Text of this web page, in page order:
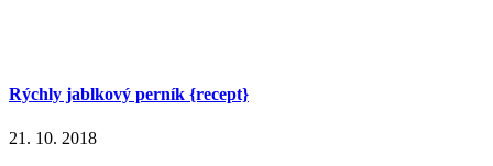
Rýchly jablkový perník {recept}
21. 10. 2018